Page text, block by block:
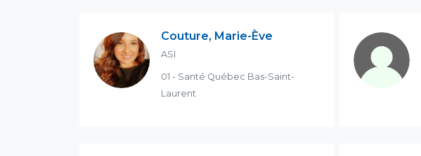
Couture, Marie-Ève
ASI
01 - Santé Québec Bas-Saint-
Laurent